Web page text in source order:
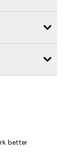
better